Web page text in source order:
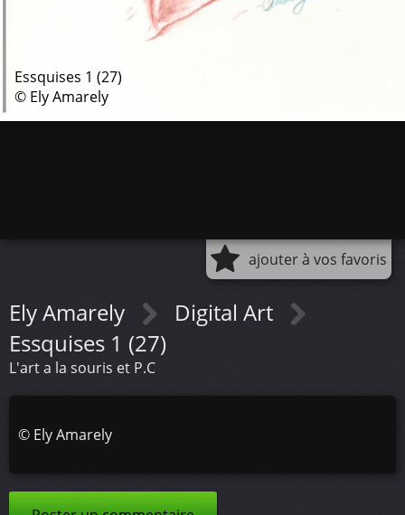
Essquises 1 (27)
© Ely Amarely
ajouter à vos favoris
Ely Amarely
Digital Art
Essquises 1 (27)
L'art a la souris et P.C
© Ely Amarely